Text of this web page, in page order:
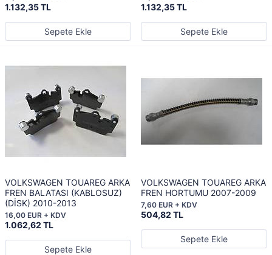
1.132,35 TL
Sepete Ekle
1.132,35 TL
Sepete Ekle
VOLKSWAGEN TOUAREG ARKA
FREN BALATASI (KABLOSUZ)
(DİSK) 2010-2013
1.062,62 TL
16,00 EUR + KDV
Sepete Ekle
VOLKSWAGEN TOUAREG ARKA
FREN HORTUMU 2007-2009
504,82 TL
7,60 EUR + KDV
Sepete Ekle